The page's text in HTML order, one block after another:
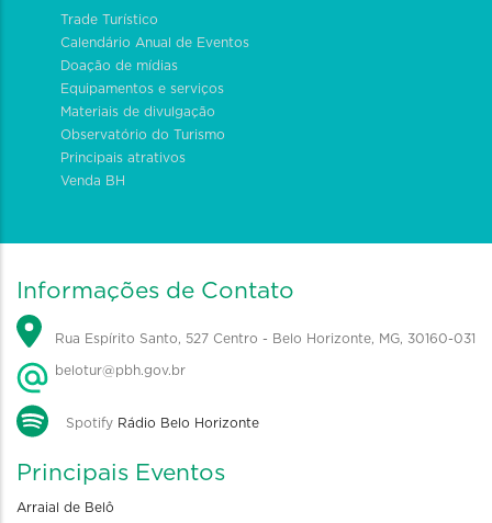
Trade Turístico
Calendário Anual de Eventos
Doação de mídias
Equipamentos e serviços
Materiais de divulgação
Observatório do Turismo
Principais atrativos
Venda BH
Informações de Contato
Rua Espírito Santo, 527 Centro - Belo Horizonte, MG, 30160-031
belotur@pbh.gov.br
Spotify Rádio Belo Horizonte
Principais Eventos
Arraial de Belô